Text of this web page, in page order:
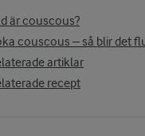
är couscous?
couscous – så blir det
artiklar
recept